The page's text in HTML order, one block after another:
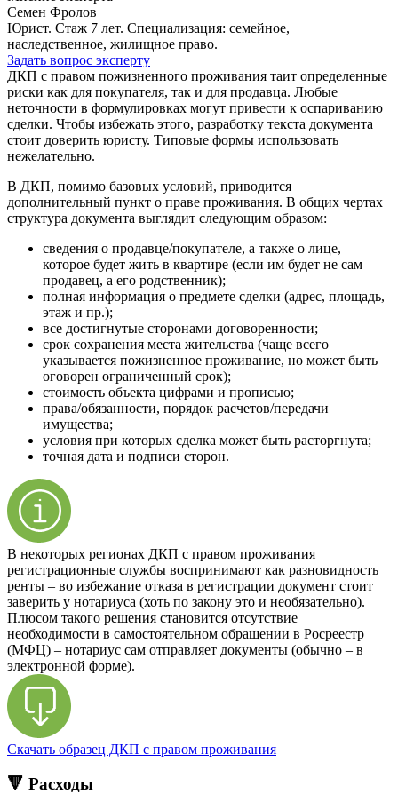
Семен Фролов
Юрист. Стаж 7 лет. Специализация: семейное,
наследственное, жилищное право.
Задать вопрос эксперту
ДКП с правом пожизненного проживания таит определенные
риски как для покупателя, так и для продавца. Любые
неточности в формулировках могут привести к оспариванию
сделки. Чтобы избежать этого, разработку текста документа
стоит доверить юристу. Типовые формы использовать
нежелательно.
В ДКП, помимо базовых условий, приводится
дополнительный пункт о праве проживания. В общих чертах
структура документа выглядит следующим образом:
сведения о продавце/покупателе, а также о лице,
которое будет жить в квартире (если им будет не сам
продавец, а его родственник);
полная информация о предмете сделки (адрес, площадь,
этаж и пр.);
все достигнутые сторонами договоренности;
срок сохранения места жительства (чаще всего
указывается пожизненное проживание, но может быть
оговорен ограниченный срок);
стоимость объекта цифрами и прописью;
права/обязанности, порядок расчетов/передачи
имущества;
условия при которых сделка может быть расторгнута;
точная дата и подписи сторон.
В некоторых регионах ДКП с правом проживания
регистрационные службы воспринимают как разновидность
ренты – во избежание отказа в регистрации документ стоит
заверить у нотариуса (хоть по закону это и необязательно).
Плюсом такого решения становится отсутствие
необходимости в самостоятельном обращении в Росреестр
(МФЦ) – нотариус сам отправляет документы (обычно – в
электронной форме).
Скачать образец ДКП с правом проживания
🔻 Расходы